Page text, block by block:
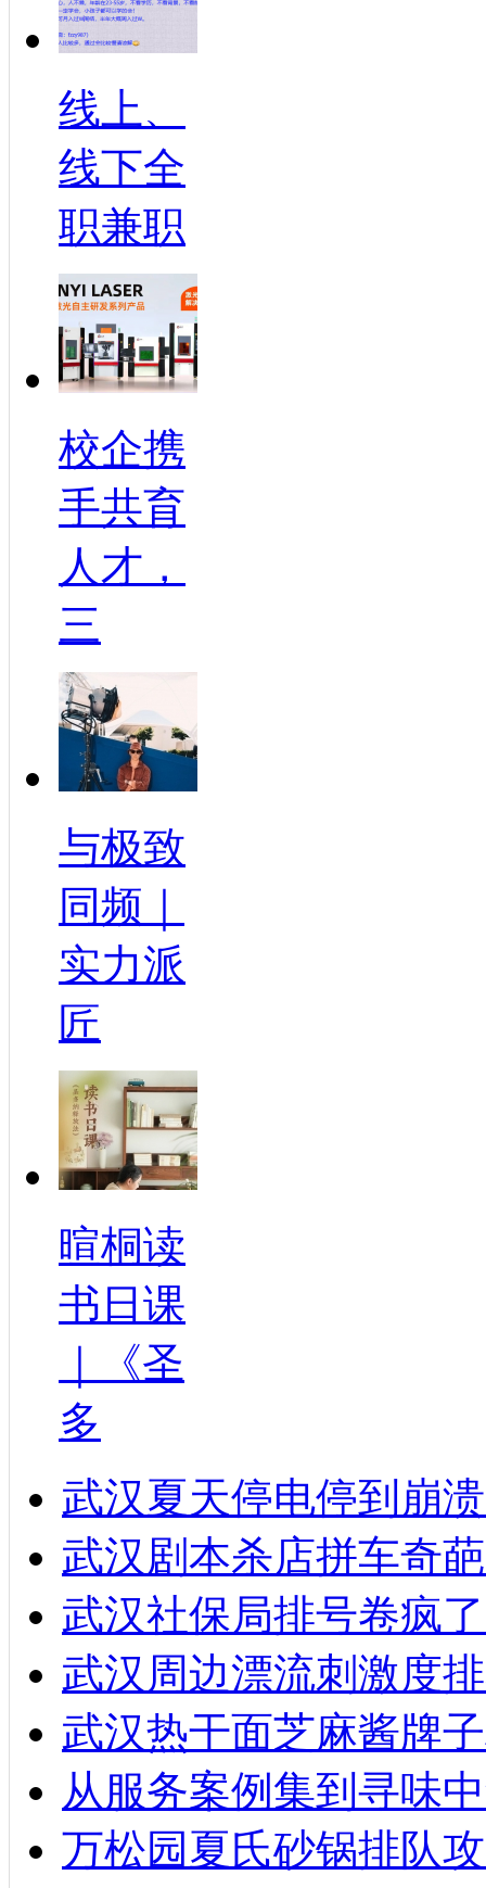
线上、
线下全
职兼职
校企携
手共育
人才，
三
与极致
同频｜
实力派
匠
暄桐读
书日课
｜《圣
多
武汉夏天停电停到崩
武汉剧本杀店拼车奇
武汉社保局排号卷疯
武汉周边漂流刺激度
武汉热干面芝麻酱牌
从服务案例集到寻味
万松园夏氏砂锅排队